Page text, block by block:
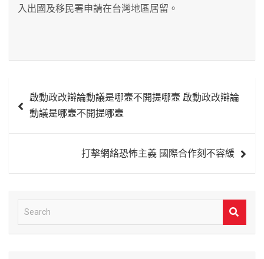
入出國及移民署申請在台灣地區居留。
章 啟動政改辯論動議是哪壼不開提哪壼 啟動政改辯論
動議是哪壼不開提哪壼
打擊網絡恐怖主義 國際合作刻不容緩
e